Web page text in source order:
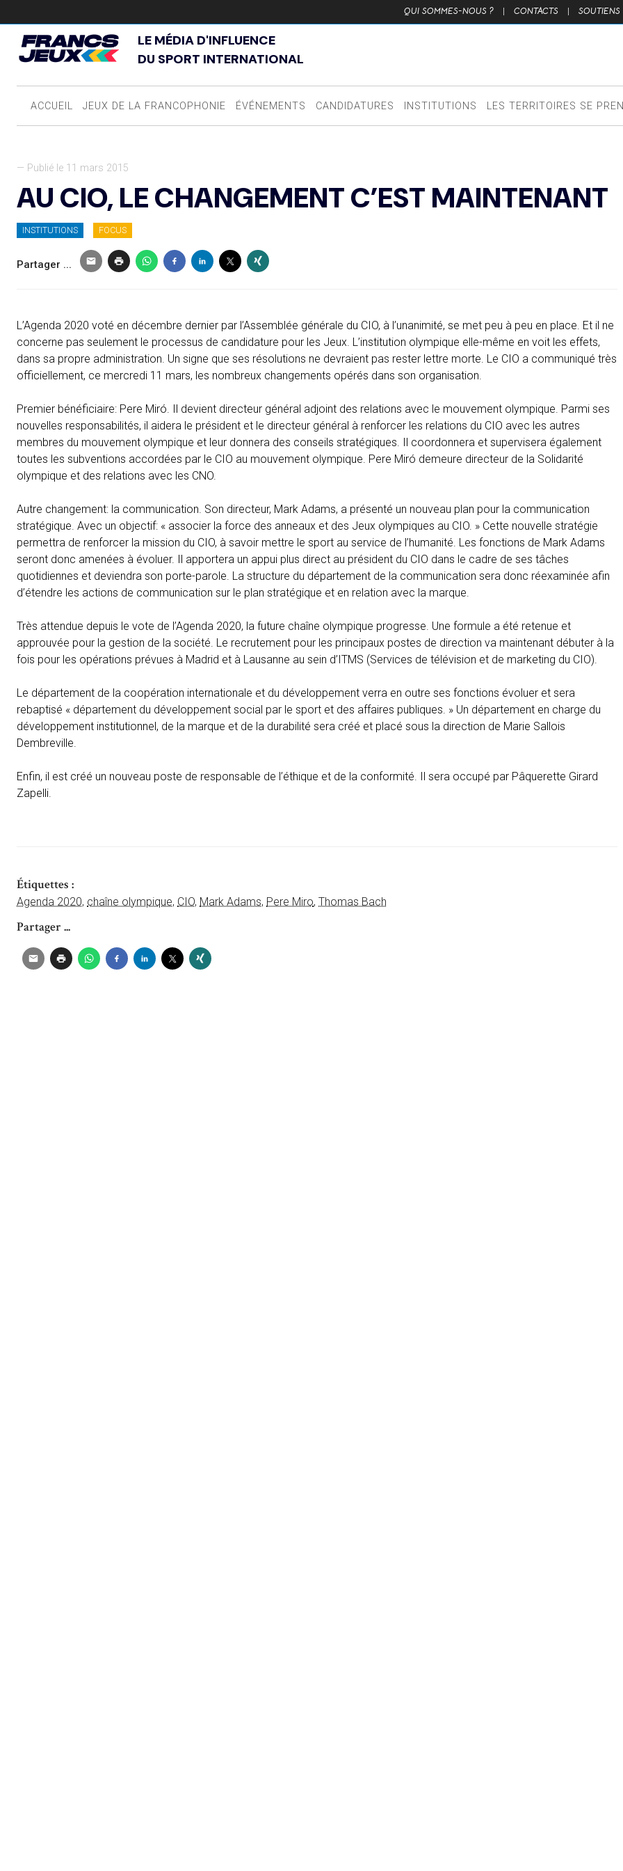
QUI SOMMES-NOUS ? | CONTACTS | SOUTIENS
LE MÉDIA D'INFLUENCE
DU SPORT INTERNATIONAL
ACCUEIL JEUX DE LA FRANCOPHONIE ÉVÉNEMENTS CANDIDATURES INSTITUTIONS LES TERRITOIRES SE
— Publié le 11 mars 2015
AU CIO, LE CHANGEMENT C’EST MAINTENANT
INSTITUTIONS FOCUS
Partager ...
L’Agenda 2020 voté en décembre dernier par l’Assemblée générale du CIO, à l’unanimité, se met peu à peu en place. Et il ne
concerne pas seulement le processus de candidature pour les Jeux. L’institution olympique elle-même en voit les effets,
dans sa propre administration. Un signe que ses résolutions ne devraient pas rester lettre morte. Le CIO a communiqué très
officiellement, ce mercredi 11 mars, les nombreux changements opérés dans son organisation.
Premier bénéficiaire: Pere Miró. Il devient directeur général adjoint des relations avec le mouvement olympique. Parmi ses
nouvelles responsabilités, il aidera le président et le directeur général à renforcer les relations du CIO avec les autres
membres du mouvement olympique et leur donnera des conseils stratégiques. Il coordonnera et supervisera également
toutes les subventions accordées par le CIO au mouvement olympique. Pere Miró demeure directeur de la Solidarité
olympique et des relations avec les CNO.
Autre changement: la communication. Son directeur, Mark Adams, a présenté un nouveau plan pour la communication
stratégique. Avec un objectif: « associer la force des anneaux et des Jeux olympiques au CIO. » Cette nouvelle stratégie
permettra de renforcer la mission du CIO, à savoir mettre le sport au service de l’humanité. Les fonctions de Mark Adams
seront donc amenées à évoluer. Il apportera un appui plus direct au président du CIO dans le cadre de ses tâches
quotidiennes et deviendra son porte-parole. La structure du département de la communication sera donc réexaminée afin
d’étendre les actions de communication sur le plan stratégique et en relation avec la marque.
Très attendue depuis le vote de l’Agenda 2020, la future chaîne olympique progresse. Une formule a été retenue et
approuvée pour la gestion de la société. Le recrutement pour les principaux postes de direction va maintenant débuter à la
fois pour les opérations prévues à Madrid et à Lausanne au sein d’ITMS (Services de télévision et de marketing du CIO).
Le département de la coopération internationale et du développement verra en outre ses fonctions évoluer et sera
rebaptisé « département du développement social par le sport et des affaires publiques. » Un département en charge du
développement institutionnel, de la marque et de la durabilité sera créé et placé sous la direction de Marie Sallois
Dembreville.
Enfin, il est créé un nouveau poste de responsable de l’éthique et de la conformité. Il sera occupé par Pâquerette Girard
Zapelli.
Étiquettes :
Agenda 2020, chaîne olympique, CIO, Mark Adams, Pere Miro, Thomas Bach
Partager ...